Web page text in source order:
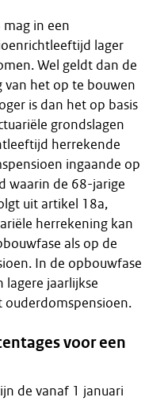
in een
lager
Wel geldt dan de
het op te bouwen
is dan het op basis
grondslagen
herrekende
ingaande op
waarin de 68-jarige
uit artikel 18a,
herrekening kan
als op de
In de opbouwfase
lagere jaarlijkse
voor een
de vanaf 1 januari